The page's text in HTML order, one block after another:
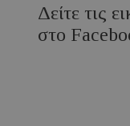
Δείτε τις
στο